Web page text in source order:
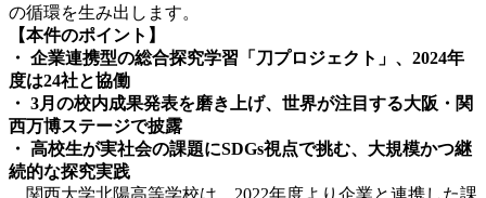
の循環を生み出します。
【本件のポイント】
・ 企業連携型の総合探究学習「刀プロジェクト」、2024年
度は24社と協働
・ 3月の校内成果発表を磨き上げ、世界が注目する大阪・関
西万博ステージで披露
・ 高校生が実社会の課題にSDGs視点で挑む、大規模かつ継
続的な探究実践
関西大学北陽高等学校は、2022年度より企業と連携した課